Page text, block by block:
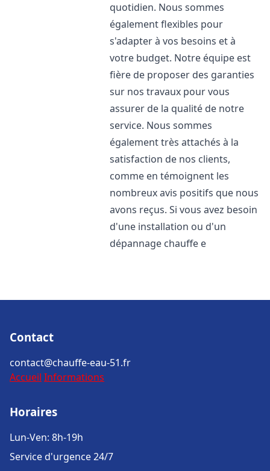
quotidien. Nous sommes
également flexibles pour
s'adapter à vos besoins et à
votre budget. Notre équipe est
fière de proposer des garanties
sur nos travaux pour vous
assurer de la qualité de notre
service. Nous sommes
également très attachés à la
satisfaction de nos clients,
comme en témoignent les
nombreux avis positifs que nous
avons reçus. Si vous avez besoin
d'une installation ou d'un
dépannage chauffe e
Contact
contact@chauffe-eau-51.fr
Accueil Informations
Horaires
Lun-Ven: 8h-19h
Service d'urgence 24/7